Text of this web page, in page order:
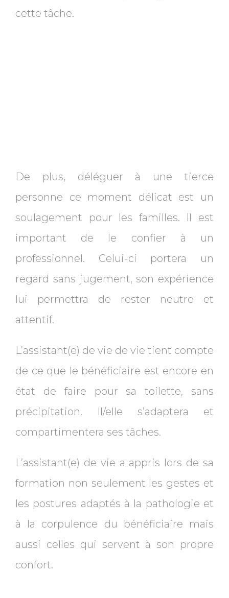
cette tâche.
De plus, déléguer à une tierce
personne ce moment délicat est un
soulagement pour les familles. Il est
important de le confier à un
professionnel. Celui-ci portera un
regard sans jugement, son expérience
lui permettra de rester neutre et
attentif.
L’assistant(e) de vie de vie tient compte
de ce que le bénéficiaire est encore en
état de faire pour sa toilette, sans
précipitation. Il/elle s’adaptera et
compartimentera ses tâches.
L’assistant(e) de vie a appris lors de sa
formation non seulement les gestes et
les postures adaptés à la pathologie et
à la corpulence du bénéficiaire mais
aussi celles qui servent à son propre
confort.